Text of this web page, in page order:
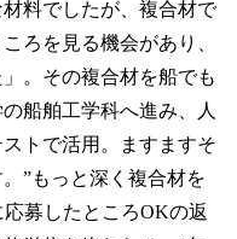
料でしたが、複合材で
ろを見る機会があり、
。その複合材を船でも
船舶工学科へ進み、人
トで活用。ますますそ
”もっと深く複合材を
募したところOKの返